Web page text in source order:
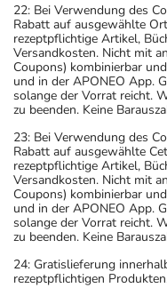
22: Bei Verwendung des
Rabatt auf ausgewählte
rezeptpflichtige Artikel,
Versandkosten. Nicht mit
Coupons) kombinierbar
und in der APONEO App.
solange der Vorrat reicht.
zu beenden. Keine
23: Bei Verwendung des
Rabatt auf ausgewählte
rezeptpflichtige Artikel,
Versandkosten. Nicht mit
Coupons) kombinierbar
und in der APONEO App.
solange der Vorrat reicht.
zu beenden. Keine
24: Gratislieferung
rezeptpflichtigen